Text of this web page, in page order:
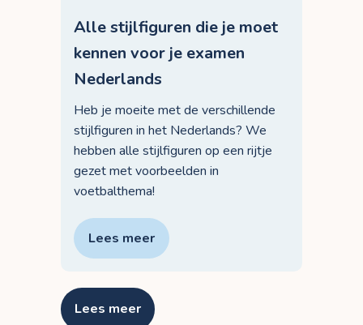
Alle stijlfiguren die je moet
kennen voor je examen
Nederlands
Heb je moeite met de verschillende
stijlfiguren in het Nederlands? We
hebben alle stijlfiguren op een rijtje
gezet met voorbeelden in
voetbalthema!
Lees meer
Lees meer